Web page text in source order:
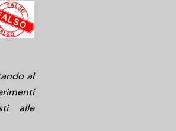
al
alle